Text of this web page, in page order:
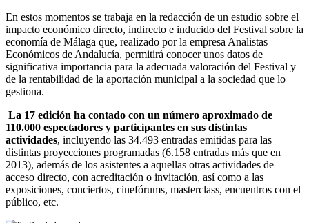
En estos momentos se trabaja en la redacción de un estudio sobre el
impacto económico directo, indirecto e inducido del Festival sobre la
economía de Málaga que, realizado por la empresa Analistas
Económicos de Andalucía, permitirá conocer unos datos de
significativa importancia para la adecuada valoración del Festival y
de la rentabilidad de la aportación municipal a la sociedad que lo
gestiona.
La 17 edición ha contado con un número aproximado de
110.000 espectadores y participantes en sus distintas
actividades, incluyendo las 34.493 entradas emitidas para las
distintas proyecciones programadas (6.158 entradas más que en
2013), además de los asistentes a aquellas otras actividades de
acceso directo, con acreditación o invitación, así como a las
exposiciones, conciertos, cinefórums, masterclass, encuentros con el
público, etc.